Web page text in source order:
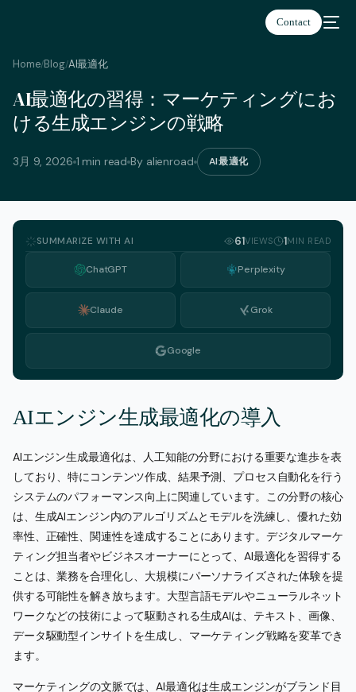
Contact
Home/Blog/AI最適化
AI最適化の習得：マーケティングにお
ける生成エンジンの戦略
3月 9, 2026 1 min read By alienroad AI最適化
SUMMARIZE WITH AI 61VIEWS 1MIN READ
ChatGPT Perplexity
Claude Grok
Google
AIエンジン生成最適化の導入
AIエンジン生成最適化は、人工知能の分野における重要な進歩を表
しており、特にコンテンツ作成、結果予測、プロセス自動化を行う
システムのパフォーマンス向上に関連しています。この分野の核心
は、生成AIエンジン内のアルゴリズムとモデルを洗練し、優れた効
率性、正確性、関連性を達成することにあります。デジタルマーケ
ティング担当者やビジネスオーナーにとって、AI最適化を習得する
ことは、業務を合理化し、大規模にパーソナライズされた体験を提
供する可能性を解き放ちます。大型言語モデルやニューラルネット
ワークなどの技術によって駆動される生成AIは、テキスト、画像、
データ駆動型インサイトを生成し、マーケティング戦略を変革でき
ます。
マーケティングの文脈では、AI最適化は生成エンジンがブランド目
日本語